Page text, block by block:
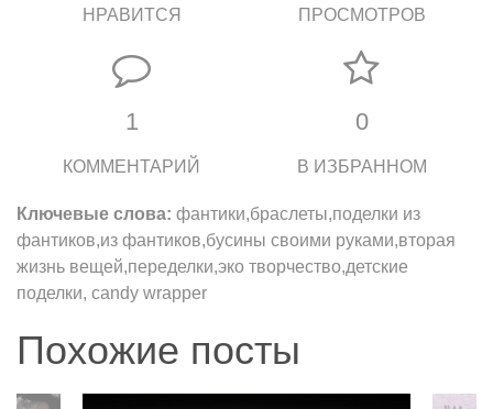
НРАВИТСЯ ПРОСМОТРОВ
1
КОММЕНТАРИЙ
0
В ИЗБРАННОМ
Ключевые слова: фантики,браслеты,поделки из
фантиков,из фантиков,бусины своими руками,вторая
жизнь вещей,переделки,эко творчество,детские
поделки, candy wrapper
Похожие посты